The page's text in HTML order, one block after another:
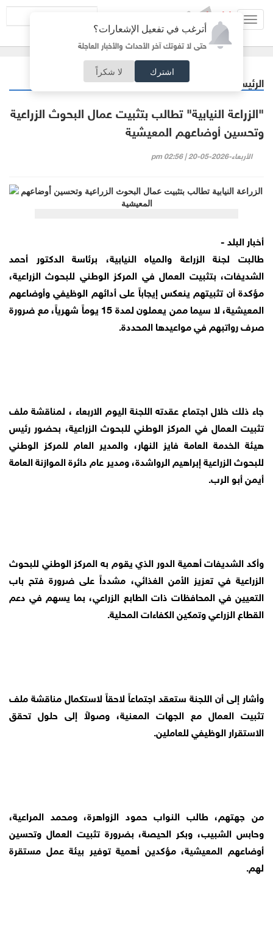
أترغب في تفعيل الإشعارات؟
حتى لا تفوتك آخر الأحداث والأخبار العاجلة
اشترك لا شكراً
الرئيسية
"الزراعة النيابية" تطالب بتثبيت عمال البحوث الزراعية
وتحسين أوضاعهم المعيشية
الأربعاء-2026-05-20 | 02:56 pm
أخبار البلد -
طالبت لجنة الزراعة والمياه النيابية، برئاسة الدكتور أحمد
الشديفات، بتثبيت العمال في المركز الوطني للبحوث الزراعية،
مؤكدة أن تثبيتهم ينعكس إيجاباً على أدائهم الوظيفي وأوضاعهم
المعيشية، لا سيما ممن يعملون لمدة 15 يوماً شهرياً، مع ضرورة
صرف رواتبهم في مواعيدها المحددة.
جاء ذلك خلال اجتماع عقدته اللجنة اليوم الاربعاء ، لمناقشة ملف
تثبيت العمال في المركز الوطني للبحوث الزراعية، بحضور رئيس
هيئة الخدمة العامة فايز النهار، والمدير العام للمركز الوطني
للبحوث الزراعية إبراهيم الرواشدة، ومدير عام دائرة الموازنة العامة
أيمن أبو الرب.
وأكد الشديفات أهمية الدور الذي يقوم به المركز الوطني للبحوث
الزراعية في تعزيز الأمن الغذائي، مشدداً على ضرورة فتح باب
التعيين في المحافظات ذات الطابع الزراعي، بما يسهم في دعم
القطاع الزراعي وتمكين الكفاءات المحلية.
وأشار إلى أن اللجنة ستعقد اجتماعاً لاحقاً لاستكمال مناقشة ملف
تثبيت العمال مع الجهات المعنية، وصولاً إلى حلول تحقق
الاستقرار الوظيفي للعاملين.
من جهتهم، طالب النواب حمود الزواهرة، ومحمد المراعية،
وحابس الشبيب، وبكر الحيصة، بضرورة تثبيت العمال وتحسين
أوضاعهم المعيشية، مؤكدين أهمية توفير بيئة عمل مستقرة
لهم.